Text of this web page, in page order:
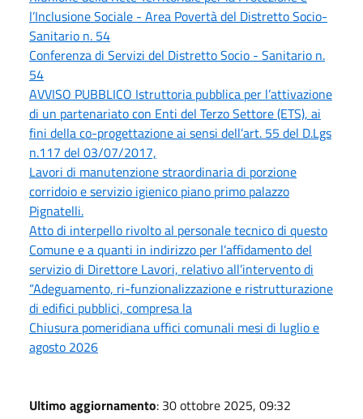
l’Inclusione Sociale - Area Povertà del Distretto Socio-
Sanitario n. 54
Conferenza di Servizi del Distretto Socio - Sanitario n.
54
AVVISO PUBBLICO Istruttoria pubblica per l’attivazione
di un partenariato con Enti del Terzo Settore (ETS), ai
fini della co-progettazione ai sensi dell’art. 55 del D.Lgs
n.117 del 03/07/2017,
Lavori di manutenzione straordinaria di porzione
corridoio e servizio igienico piano primo palazzo
Pignatelli.
Atto di interpello rivolto al personale tecnico di questo
Comune e a quanti in indirizzo per l’affidamento del
servizio di Direttore Lavori, relativo all’intervento di
“Adeguamento, ri-funzionalizzazione e ristrutturazione
di edifici pubblici, compresa la
Chiusura pomeridiana uffici comunali mesi di luglio e
agosto 2026
Ultimo aggiornamento: 30 ottobre 2025, 09:32